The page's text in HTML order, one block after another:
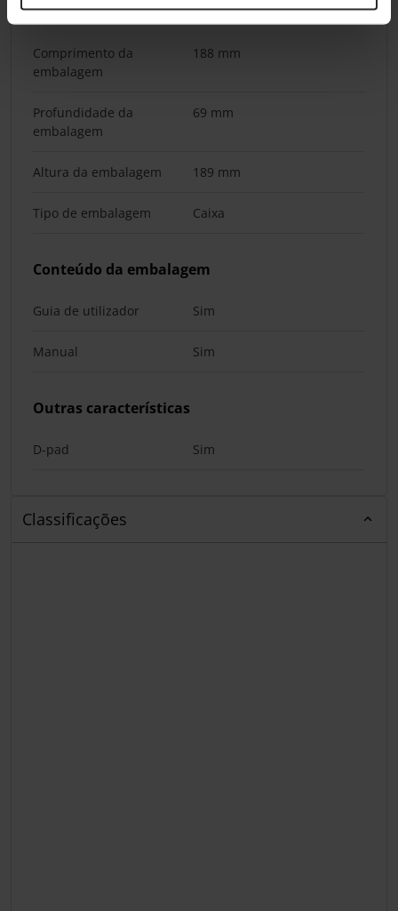
Embalagem
Comprimento da
embalagem
188 mm
Profundidade da
embalagem
69 mm
Altura da embalagem 189 mm
Tipo de embalagem Caixa
Conteúdo da embalagem
Guia de utilizador Sim
Manual Sim
Outras características
D-pad Sim
Classificações